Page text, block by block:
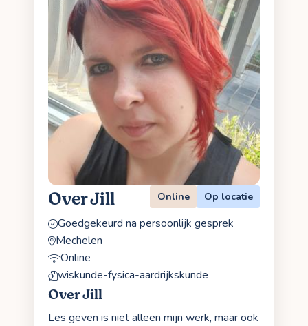
Over Jill Online Op locatie
Goedgekeurd na persoonlijk gesprek
Mechelen
Online
wiskunde-fysica-aardrijkskunde
Over Jill
Les geven is niet alleen mijn werk, maar ook